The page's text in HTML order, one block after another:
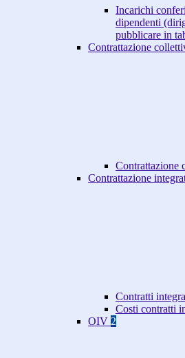
Incarichi
dipendenti
pubblicare in
Contrattazione
Contrattazione
Contrattazione
Contratti
Costi contratti
OIV 2